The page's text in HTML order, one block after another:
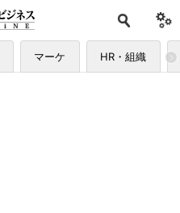
マーケ HR・組織